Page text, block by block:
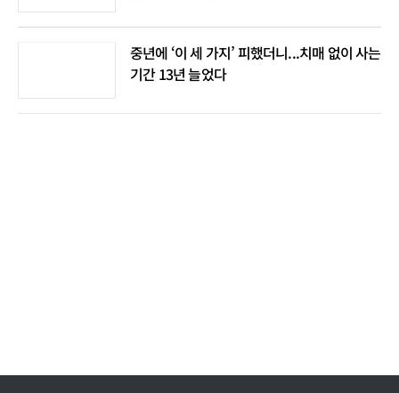
중년에 ‘이 세 가지’ 피했더니...치매 없이 사는
기간 13년 늘었다